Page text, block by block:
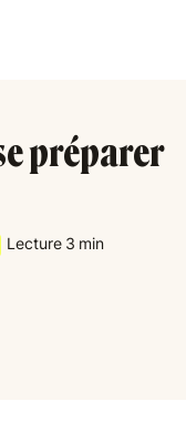
préparer
Lecture 3 min